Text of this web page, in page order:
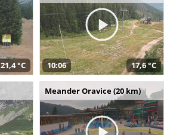
21,4 °C 10:06 17,6 °C
Meander Oravice (20 km)